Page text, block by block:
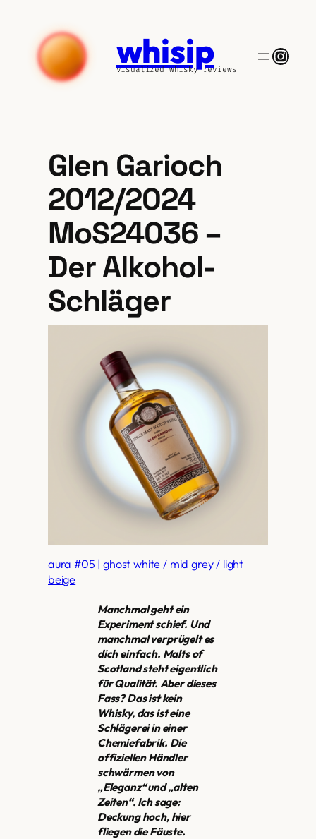
springen
whisip
visualized whisky reviews
Glen Garioch
2012/2024
MoS24036 –
Der Alkohol-
Schläger
aura #05 | ghost white / mid grey / light
beige
Manchmal geht ein
Experiment schief. Und
manchmal verprügelt es
dich einfach. Malts of
Scotland steht eigentlich
für Qualität. Aber dieses
Fass? Das ist kein
Whisky, das ist eine
Schlägerei in einer
Chemiefabrik. Die
offiziellen Händler
schwärmen von
„Eleganz“ und „alten
Zeiten“. Ich sage:
Deckung hoch, hier
fliegen die Fäuste.